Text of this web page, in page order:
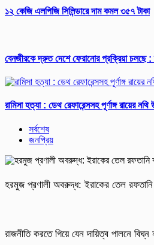
১২ কেজি এলপিজি সিলিন্ডারে দাম কমল ৩৫৭ টাকা
বেনজীরকে দ্রুত দেশে ফেরানোর প্রক্রিয়া চলছে :
রামিসা হত্যা : ডেথ রেফারেন্সসহ পূর্ণাঙ্গ রায়ের
সর্বশেষ
জনপ্রিয়
হরমুজ প্রণালী অবরুদ্ধ: ইরাকের তেল
রাজনীতি করতে গিয়ে যেন দায়িত্ব পালনে বিঘ্ন